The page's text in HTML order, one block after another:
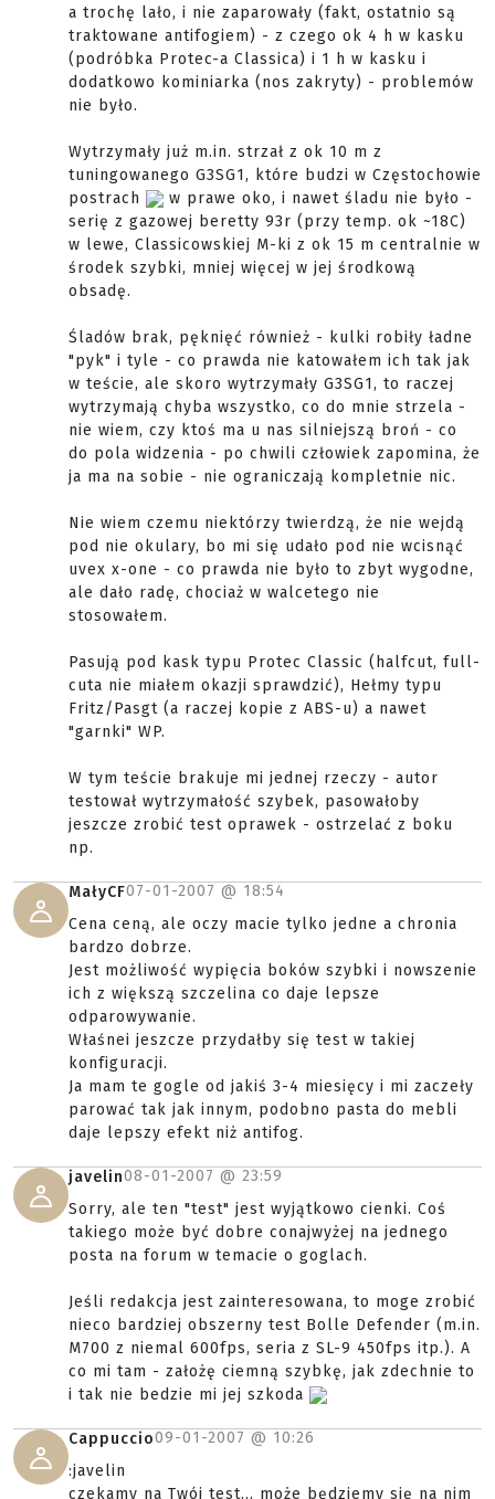
a trochę lało, i nie zaparowały (fakt, ostatnio są
traktowane antifogiem) - z czego ok 4 h w kasku
(podróbka Protec-a Classica) i 1 h w kasku i
dodatkowo kominiarka (nos zakryty) - problemów
nie było.
Wytrzymały już m.in. strzał z ok 10 m z
tuningowanego G3SG1, które budzi w Częstochowie
postrach
w prawe oko, i nawet śladu nie było -
serię z gazowej beretty 93r (przy temp. ok ~18C)
w lewe, Classicowskiej M-ki z ok 15 m centralnie w
środek szybki, mniej więcej w jej środkową
obsadę.
Śladów brak, pęknięć również - kulki robiły ładne
"pyk" i tyle - co prawda nie katowałem ich tak jak
w teście, ale skoro wytrzymały G3SG1, to raczej
wytrzymają chyba wszystko, co do mnie strzela -
nie wiem, czy ktoś ma u nas silniejszą broń - co
do pola widzenia - po chwili człowiek zapomina, że
ja ma na sobie - nie ograniczają kompletnie nic.
Nie wiem czemu niektórzy twierdzą, że nie wejdą
pod nie okulary, bo mi się udało pod nie wcisnąć
uvex x-one - co prawda nie było to zbyt wygodne,
ale dało radę, chociaż w walcetego nie
stosowałem.
Pasują pod kask typu Protec Classic (halfcut, full-
cuta nie miałem okazji sprawdzić), Hełmy typu
Fritz/Pasgt (a raczej kopie z ABS-u) a nawet
"garnki" WP.
W tym teście brakuje mi jednej rzeczy - autor
testował wytrzymałość szybek, pasowałoby
jeszcze zrobić test oprawek - ostrzelać z boku
np.
MałyCF07-01-2007 @ 18:54
Cena ceną, ale oczy macie tylko jedne a chronia
bardzo dobrze.
Jest możliwość wypięcia boków szybki i nowszenie
ich z większą szczelina co daje lepsze
odparowywanie.
Właśnei jeszcze przydałby się test w takiej
konfiguracji.
Ja mam te gogle od jakiś 3-4 miesięcy i mi zaczeły
parować tak jak innym, podobno pasta do mebli
daje lepszy efekt niż antifog.
javelin08-01-2007 @ 23:59
Sorry, ale ten "test" jest wyjątkowo cienki. Coś
takiego może być dobre conajwyżej na jednego
posta na forum w temacie o goglach.
Jeśli redakcja jest zainteresowana, to moge zrobić
nieco bardziej obszerny test Bolle Defender (m.in.
M700 z niemal 600fps, seria z SL-9 450fps itp.). A
co mi tam - założę ciemną szybkę, jak zdechnie to
i tak nie bedzie mi jej szkoda
Cappuccio09-01-2007 @ 10:26
:javelin
czekamy na Twój test... może będziemy się na nim